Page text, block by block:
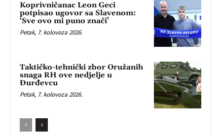
Koprivničanac Leon Geci
potpisao ugovor sa Slavenom:
‘Sve ovo mi puno znači’
Petak, 7. kolovoza 2026.
Taktičko-tehnički zbor Oružanih
snaga RH ove nedjelje u
Đurđevcu
Petak, 7. kolovoza 2026.